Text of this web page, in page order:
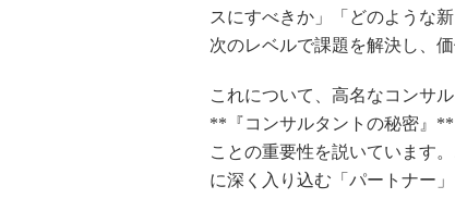
スにすべきか」「どのような
次のレベルで課題を解決し、
これについて、高名なコンサ
**『コンサルタントの秘密』
ことの重要性を説いています
に深く入り込む「パートナー